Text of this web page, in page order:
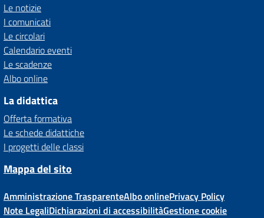
Le notizie
I comunicati
Le circolari
Calendario eventi
Le scadenze
Albo online
La didattica
Offerta formativa
Le schede didattiche
I progetti delle classi
Mappa del sito
Amministrazione TrasparenteAlbo onlinePrivacy Policy
Note LegaliDichiarazioni di accessibilitàGestione cookie